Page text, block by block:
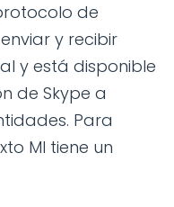
de
y recibir
y está disponible
de Skype a
Para
MI tiene un